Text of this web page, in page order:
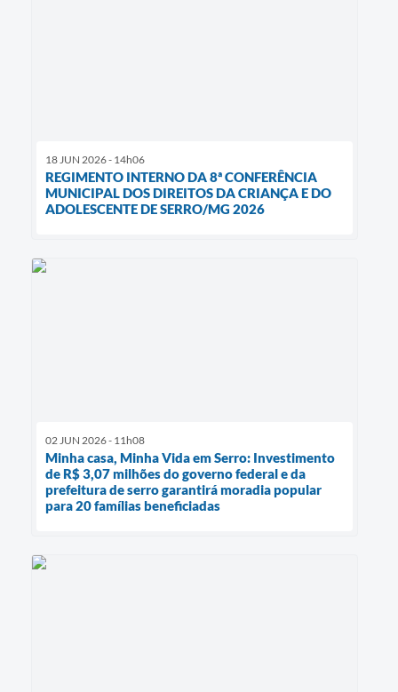
18 JUN 2026 - 14h06
REGIMENTO INTERNO DA 8ª CONFERÊNCIA
MUNICIPAL DOS DIREITOS DA CRIANÇA E DO
ADOLESCENTE DE SERRO/MG 2026
02 JUN 2026 - 11h08
Minha casa, Minha Vida em Serro: Investimento
de R$ 3,07 milhões do governo federal e da
prefeitura de serro garantirá moradia popular
para 20 famílias beneficiadas